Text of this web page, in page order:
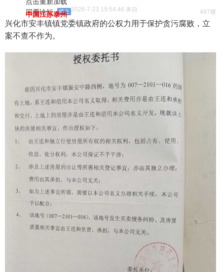
497楼
回看论坛 楼主 2026-7-23 19:54:46 来自
中国江苏泰州
兴化市安丰镇镇党委镇政府的公权力用于保护贪污腐败，立
案不查不作为。